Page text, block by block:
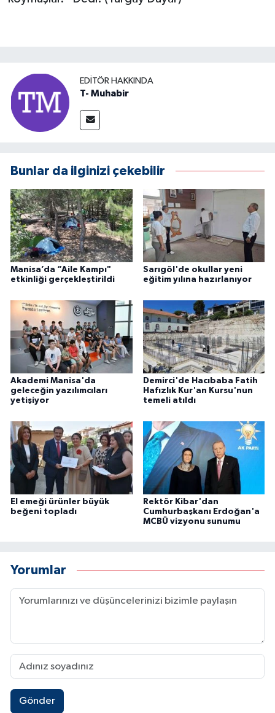
EDITÖR HAKKINDA
T- Muhabir
Bunlar da ilginizi çekebilir
Manisa’da “Aile Kampı"
etkinliği gerçekleştirildi
Sarıgöl'de okullar yeni
eğitim yılına hazırlanıyor
Akademi Manisa'da
geleceğin yazılımcıları
yetişiyor
Demirci'de Hacıbaba Fatih
Hafızlık Kur'an Kursu'nun
temeli atıldı
El emeği ürünler büyük
beğeni topladı
Rektör Kibar'dan
Cumhurbaşkanı Erdoğan'a
MCBÜ vizyonu sunumu
Yorumlar
Gönder